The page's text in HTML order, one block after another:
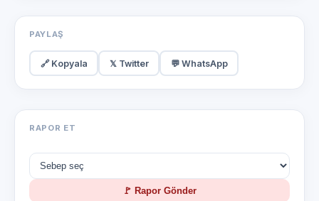
PAYLAŞ
🔗 Kopyala 𝕏 Twitter 💬 WhatsApp
RAPOR ET
🚩 Rapor Gönder